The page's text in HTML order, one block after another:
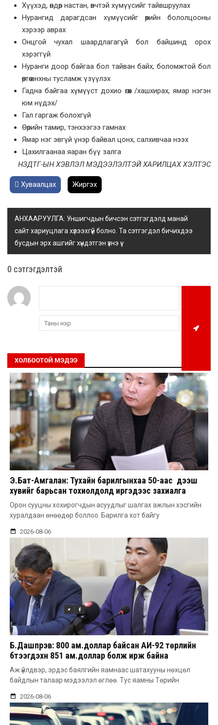
Хүүхэд, өндөр настан, өвчтэй хүмүүсийг тайвшруулах
Нурангид дарагдсан хүмүүсийг өөрийн бололцооны
хэрээр аврах
Онцгой чухал шаардлагагүй бол байшинд орох
хэрэггүй
Нуранги доор байгаа бол тайван байх, боломжтой бол
өөртөө анхны тусламж үзүүлэх
Гадна байгаа хүмүүст дохио өгөх /хашхирах, ямар нэгэн
юм нүдэх/
Гал гаргаж болохгүй
Өөрийн тамир, тэнхээгээ гамнах
Ямар нэг эвгүй үнэр байвал цонх, салхивчаа нээх
Цахилгаанаа яаран бүү залга
НЗДТГ-ЫН ХЭВЛЭЛ МЭДЭЭЛЭЛТЭЙ ХАРИЛЦАХ ХЭЛТЭС
Хуваалцах Жиргэх
АНХААРУУЛГА: Уншигчдын бичсэн сэтгэгдэлд манай
сайт хариуцлага хүлээхгүй болно. Та сэтгэгдэл бичихдээ
бусдын эрх ашгийг хүндэтгэн үзнэ үү.
0 cэтгэгдэлтэй
ХОЛБООТОЙ МЭДЭЭ
Э.Бат-Амгалан: Тухайн барилгынхаа 50-аас дээш
хувийг барьсан тохиолдолд иргэдээс захиалга
авдаг болгоно
Орон сууцны хохирогчдын асуудлыг шалгах ажлын хэсгийн
хуралдаан өнөөдөр боллоо. Барилга хот байгу
2026-08-06
Б.Дашпүрэв: 800 ам.доллар байсан АИ-92 төрлийн
бүтээгдэхүүн 851 ам.доллар болж ирж байна
Аж үйлдвэр, эрдэс баялгийн яамнаас шатахууны нөхцөл
байдлын талаар мэдээлэл өглөө. Тус яамны Төрийн
2026-08-06